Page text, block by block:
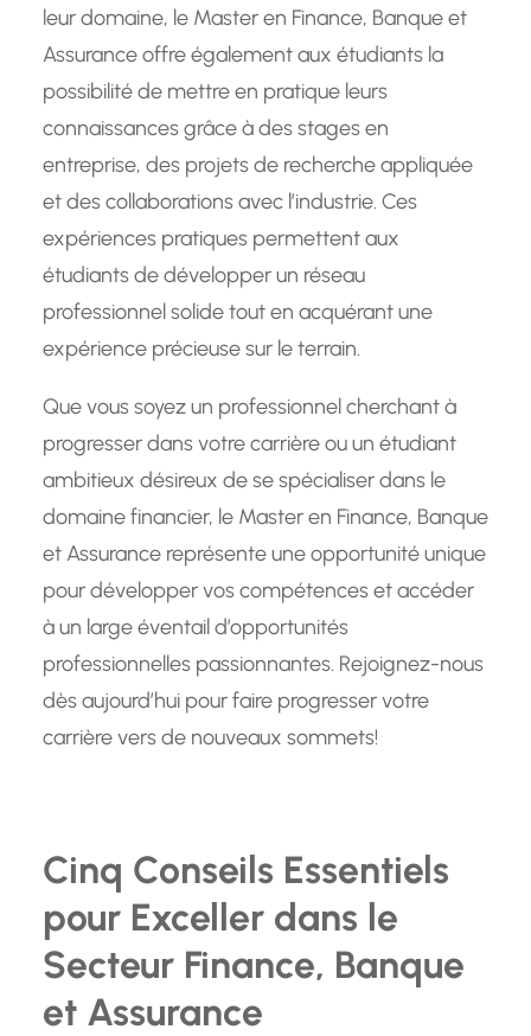
leur domaine, le Master en Finance, Banque et
Assurance offre également aux étudiants la
possibilité de mettre en pratique leurs
connaissances grâce à des stages en
entreprise, des projets de recherche appliquée
et des collaborations avec l’industrie. Ces
expériences pratiques permettent aux
étudiants de développer un réseau
professionnel solide tout en acquérant une
expérience précieuse sur le terrain.
Que vous soyez un professionnel cherchant à
progresser dans votre carrière ou un étudiant
ambitieux désireux de se spécialiser dans le
domaine financier, le Master en Finance, Banque
et Assurance représente une opportunité unique
pour développer vos compétences et accéder
à un large éventail d’opportunités
professionnelles passionnantes. Rejoignez-nous
dès aujourd’hui pour faire progresser votre
carrière vers de nouveaux sommets!
Cinq Conseils Essentiels
pour Exceller dans le
Secteur Finance, Banque
et Assurance